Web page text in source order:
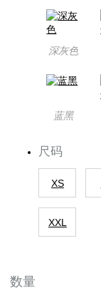
深灰色
蓝黑
尺码
XS
XXL
数量